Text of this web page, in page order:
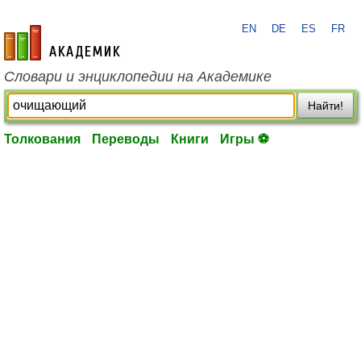
academic.ru
EN DE ES FR
Словари и энциклопедии на Академике
Найти!
Толкования Переводы Книги Игры ⚽